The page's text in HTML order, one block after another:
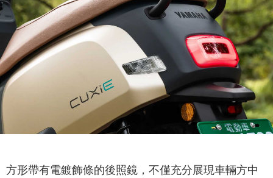
方形帶有電鍍飾條的後照鏡，不僅充分展現車輛方中